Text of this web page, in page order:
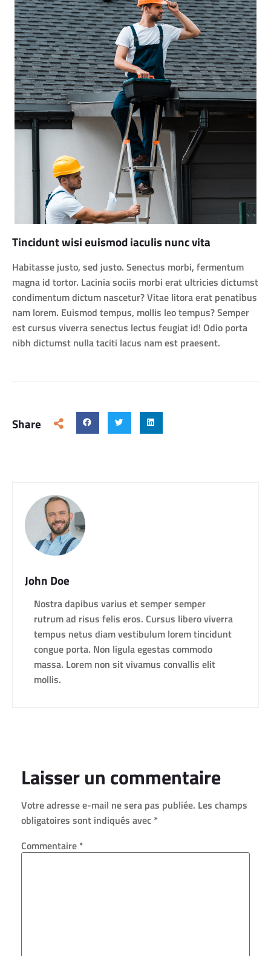
Tincidunt wisi euismod iaculis nunc vita
Habitasse justo, sed justo. Senectus morbi, fermentum
magna id tortor. Lacinia sociis morbi erat ultricies dictumst
condimentum dictum nascetur? Vitae litora erat penatibus
nam lorem. Euismod tempus, mollis leo tempus? Semper
est cursus viverra senectus lectus feugiat id! Odio porta
nibh dictumst nulla taciti lacus nam est praesent.
Share
John Doe
Nostra dapibus varius et semper semper
rutrum ad risus felis eros. Cursus libero viverra
tempus netus diam vestibulum lorem tincidunt
congue porta. Non ligula egestas commodo
massa. Lorem non sit vivamus convallis elit
mollis.
Laisser un commentaire
Votre adresse e-mail ne sera pas publiée. Les champs
obligatoires sont indiqués avec *
Commentaire *